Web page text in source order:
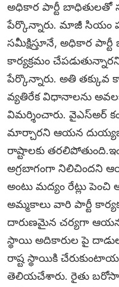
అధికార పార్టీ బాధితులతో
పేర్కొన్నారు. మాజీ సియం
సమీక్షిస్తూనే, అధికార
కార్యక్రమం
పేర్కొన్నారు. అతి తక్కువ
వ్యతిరేక విధానాలను
విమర్శించారు. వైఎస్‌అర్‌
మార్చారని ఆయన
రాష్టాలకు
అగ్రబాగంగా నిలిచిందని
అంటు మద్యం రేట్లు
అమ్మకాలు వారి పార్టీ
దారుణమైన చర్యగా ఆయన
స్థాయి అదికారుల పై
రాష్ట స్థాయికి
తెలియచేశారు. రైతు బరోసా